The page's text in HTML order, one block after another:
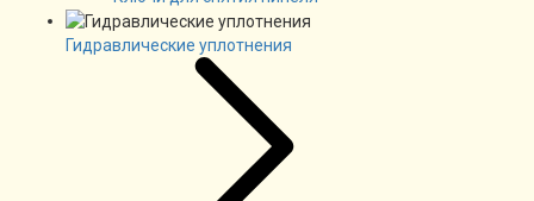
Гидравлические уплотнения